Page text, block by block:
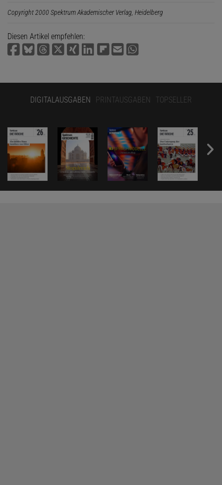
Copyright 2000 Spektrum Akademischer Verlag, Heidelberg
Diesen Artikel empfehlen:
DIGITALAUSGABEN PRINTAUSGABEN TOPSELLER